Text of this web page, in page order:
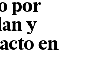
por
y
en